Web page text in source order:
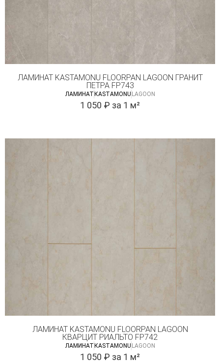
ЛАМИНАТ KASTAMONU FLOORPAN LAGOON ГРАНИТ
ПЕТРА FP743
ЛАМИНАТ КASTAMONU LAGOON
1 050 ₽ за 1 м²
ЛАМИНАТ KASTAMONU FLOORPAN LAGOON
КВАРЦИТ РИАЛЬТО FP742
ЛАМИНАТ КASTAMONU LAGOON
1 050 ₽ за 1 м²